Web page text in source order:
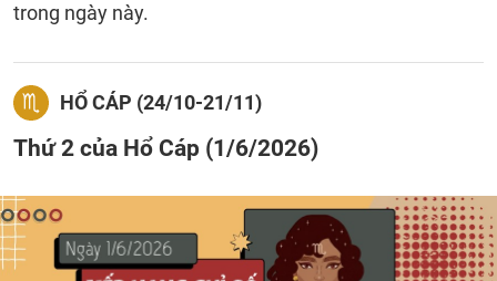
trong ngày này.
HỔ CÁP (24/10-21/11)
Thứ 2 của Hổ Cáp (1/6/2026)